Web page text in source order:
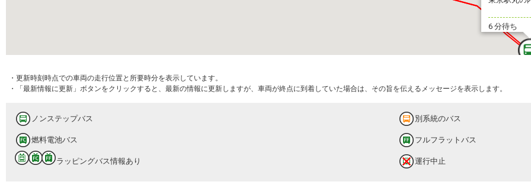
6 分待ち
・更新時刻時点での車両の走行位置と所要時分を表示しています。
・「最新情報に更新」ボタンをクリックすると、最新の情報に更新しますが、車両が終点に到着していた場合は、その旨を伝えるメッセージを表示します。
ノンステップバス 別系統のバス
燃料電池バス フルフラットバス
ラッピングバス情報あり 運行中止